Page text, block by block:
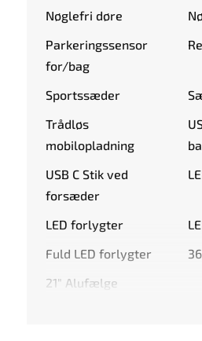
Nøglefri døre
Parkeringssensor
for/bag
Sportssæder
Trådløs
mobilopladning
USB C Stik ved
forsæder
LED forlygter
Fuld LED forlygter
21" Alufælge